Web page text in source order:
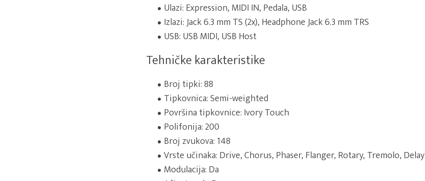
Ulazi: Expression, MIDI IN, Pedala, USB
Izlazi: Jack 6.3 mm TS (2x), Headphone Jack 6.3 mm TRS
USB: USB MIDI, USB Host
Tehničke karakteristike
Broj tipki: 88
Tipkovnica: Semi-weighted
Površina tipkovnice: Ivory Touch
Polifonija: 200
Broj zvukova: 148
Vrste učinaka: Drive, Chorus, Phaser, Flanger, Rotary, Tremolo, Delay
Modulacija: Da